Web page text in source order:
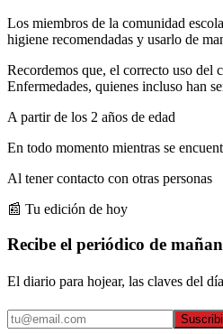
Los miembros de la comunidad
higiene recomendadas y usarlo de
Recordemos que, el correcto uso
Enfermedades, quienes incluso han
A partir de los 2 años de edad
En todo momento mientras se
Al tener contacto con otras personas
📰 Tu edición de hoy
Recibe el periódico de
El diario para hojear, las claves del